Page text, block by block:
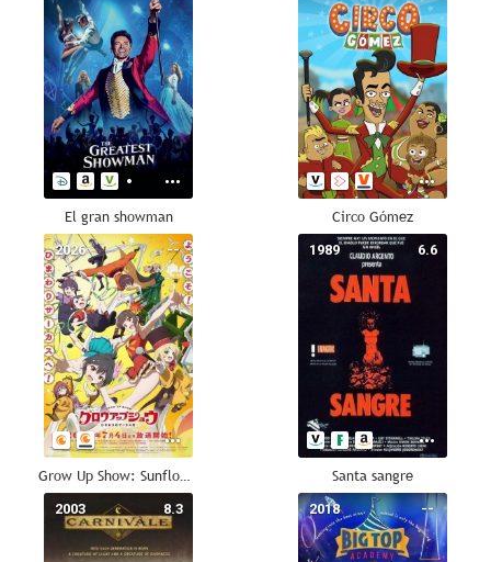
El gran showman Circo Gómez
--
2026
Grow Up Show: Sunflower Circus
6.6
1989
Santa sangre
8.3
2003 --
2018